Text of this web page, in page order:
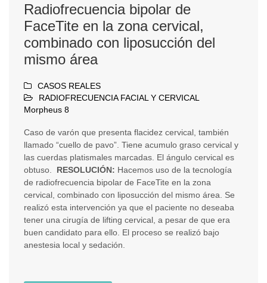
Radiofrecuencia bipolar de
FaceTite en la zona cervical,
combinado con liposucción del
mismo área
CASOS REALES
RADIOFRECUENCIA FACIAL Y CERVICAL
Morpheus 8
Caso de varón que presenta flacidez cervical, también
llamado “cuello de pavo”. Tiene acumulo graso cervical y
las cuerdas platismales marcadas. El ángulo cervical es
obtuso. RESOLUCIÓN: Hacemos uso de la tecnología
de radiofrecuencia bipolar de FaceTite en la zona
cervical, combinado con liposucción del mismo área. Se
realizó esta intervención ya que el paciente no deseaba
tener una cirugía de lifting cervical, a pesar de que era
buen candidato para ello. El proceso se realizó bajo
anestesia local y sedación.